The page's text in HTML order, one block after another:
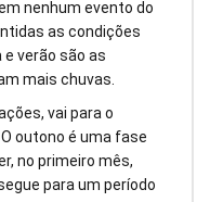
nenhum evento do
as condições
verão são as
mais chuvas.
vai para o
outono é uma fase
no primeiro mês,
para um período